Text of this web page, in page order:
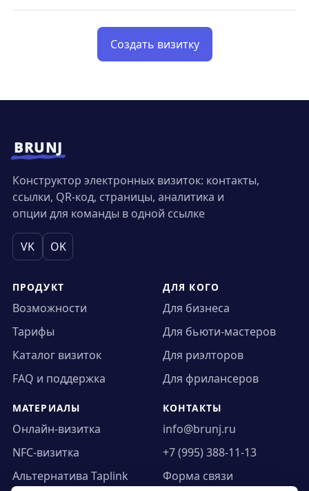
Создать визитку
BRUNJ
Конструктор электронных визиток: контакты,
ссылки, QR-код, страницы, аналитика и
опции для команды в одной ссылке
VK OK
ПРОДУКТ
Возможности
Тарифы
Каталог визиток
FAQ и поддержка
ДЛЯ КОГО
Для бизнеса
Для бьюти-мастеров
Для риэлторов
Для фрилансеров
МАТЕРИАЛЫ
Онлайн-визитка
NFC-визитка
Альтернатива Taplink
КОНТАКТЫ
info@brunj.ru
+7 (995) 388-11-13
Форма связи